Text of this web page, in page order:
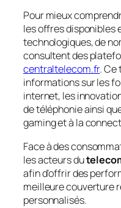
Pour mieux
les offres disponibles
technologiques, de
consultent des
centraltelecom.fr. Ce
informations sur les
internet, les
de téléphonie ainsi
gaming et à la
Face à des
les acteurs du
afin d’offrir des
meilleure couverture
personnalisés.